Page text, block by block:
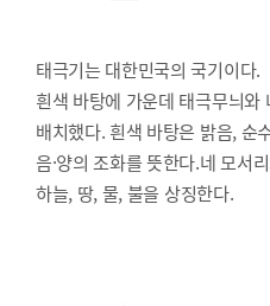
태극기는 대한민국의 국기이다.
흰색 바탕에 가운데 태극무늬
배치했다. 흰색 바탕은 밝음, 순
음·양의 조화를 뜻한다.네 모서리
하늘, 땅, 물, 불을 상징한다.